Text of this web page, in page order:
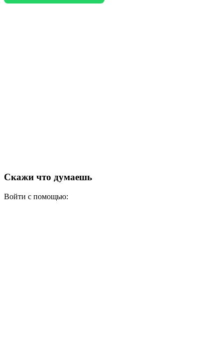
Скажи что думаешь
Войти с помощью: